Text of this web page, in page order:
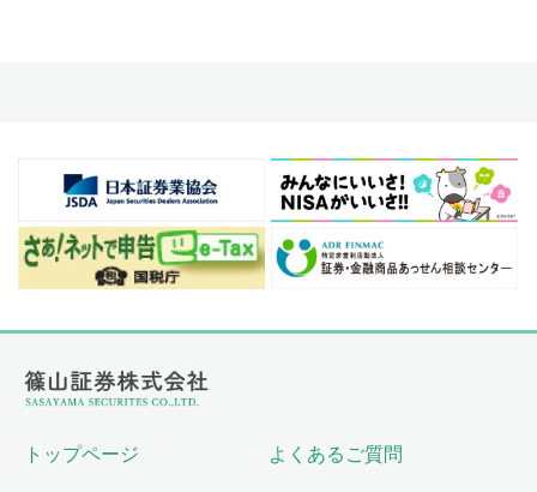
トップページ よくあるご質問